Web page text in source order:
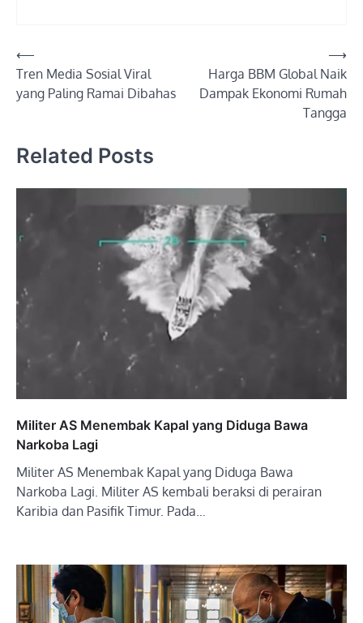
Post
navigation
⟵
Tren Media Sosial Viral
yang Paling Ramai Dibahas
Harga BBM Global Naik
Dampak Ekonomi Rumah
Tangga
⟶
Related Posts
Militer AS Menembak Kapal yang Diduga Bawa
Narkoba Lagi
Militer AS Menembak Kapal yang Diduga Bawa
Narkoba Lagi. Militer AS kembali beraksi di perairan
Karibia dan Pasifik Timur. Pada…